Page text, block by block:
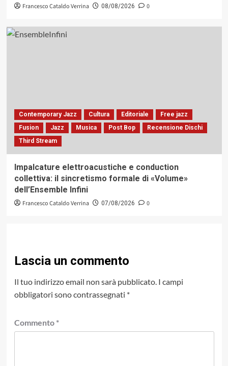
Francesco Cataldo Verrina 08/08/2026 0
Contemporary Jazz Cultura Editoriale
Free jazz
Fusion
Jazz Musica Post Bop
Recensione Dischi
Third Stream
Impalcature elettroacustiche e conduction
collettiva: il sincretismo formale di «Volume»
dell’Ensemble Infini
Francesco Cataldo Verrina 07/08/2026 0
Lascia un commento
Il tuo indirizzo email non sarà pubblicato. I campi
obbligatori sono contrassegnati *
Commento *